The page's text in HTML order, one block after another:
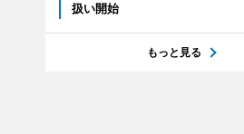
扱い開始
もっと見る